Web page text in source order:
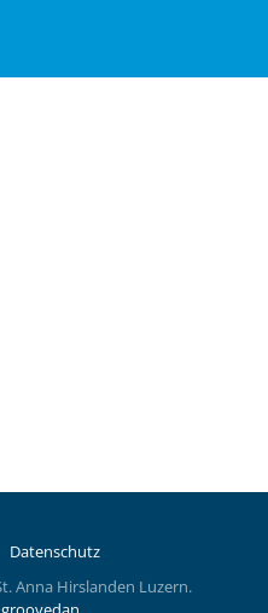
Datenschutz
Anna Hirslanden Luzern.